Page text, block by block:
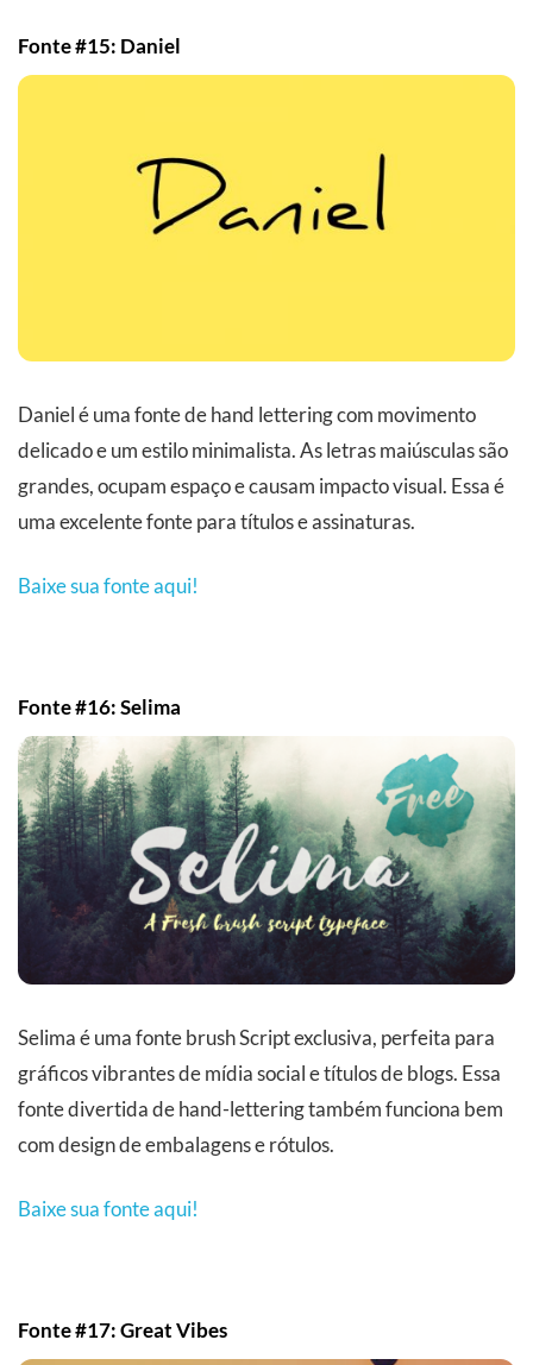
Fonte #15: Daniel
Daniel é uma fonte de hand lettering com movimento
delicado e um estilo minimalista. As letras maiúsculas são
grandes, ocupam espaço e causam impacto visual. Essa é
uma excelente fonte para títulos e assinaturas.
Baixe sua fonte aqui!
Fonte #16: Selima
Selima é uma fonte brush Script exclusiva, perfeita para
gráficos vibrantes de mídia social e títulos de blogs. Essa
fonte divertida de hand-lettering também funciona bem
com design de embalagens e rótulos.
Baixe sua fonte aqui!
Fonte #17: Great Vibes